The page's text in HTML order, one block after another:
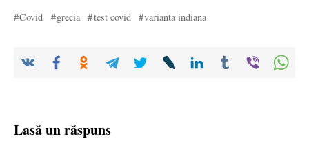
Covid grecia test covid varianta indiana
Lasă un răspuns